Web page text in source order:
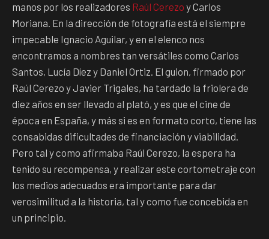
manos por los realizadores Raúl Cerezo y Carlos
Moriana. En la dirección de fotografía está el siempre
impecable Ignacio Aguilar, y en el elenco nos
encontramos a nombres tan versátiles como Carlos
Santos, Lucía Díez y Daniel Ortiz. El guion, firmado por
Raúl Cerezo y Javier Trigales, ha tardado la friolera de
diez años en ser llevado al plató, y es que el cine de
época en España, y más si es en formato corto, tiene las
consabidas dificultades de financiación y viabilidad.
Pero tal y como afirmaba Raúl Cerezo, la espera ha
tenido su recompensa, y realizar este cortometraje con
los medios adecuados era importante para dar
verosimilitud a la historia, tal y como fue concebida en
un principio.